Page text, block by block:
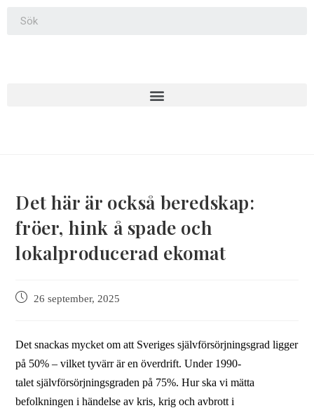
Det här är också beredskap:
fröer, hink å spade och
lokalproducerad ekomat
26 september, 2025
Det snackas mycket om att Sveriges självförsörjningsgrad ligger
på 50%– vilket tyvärr är en överdrift. Under 1990-
talet självförsörjningsgraden på 75%.Hur ska vi mätta
befolkningen i händelse av kris, krig och avbrott i